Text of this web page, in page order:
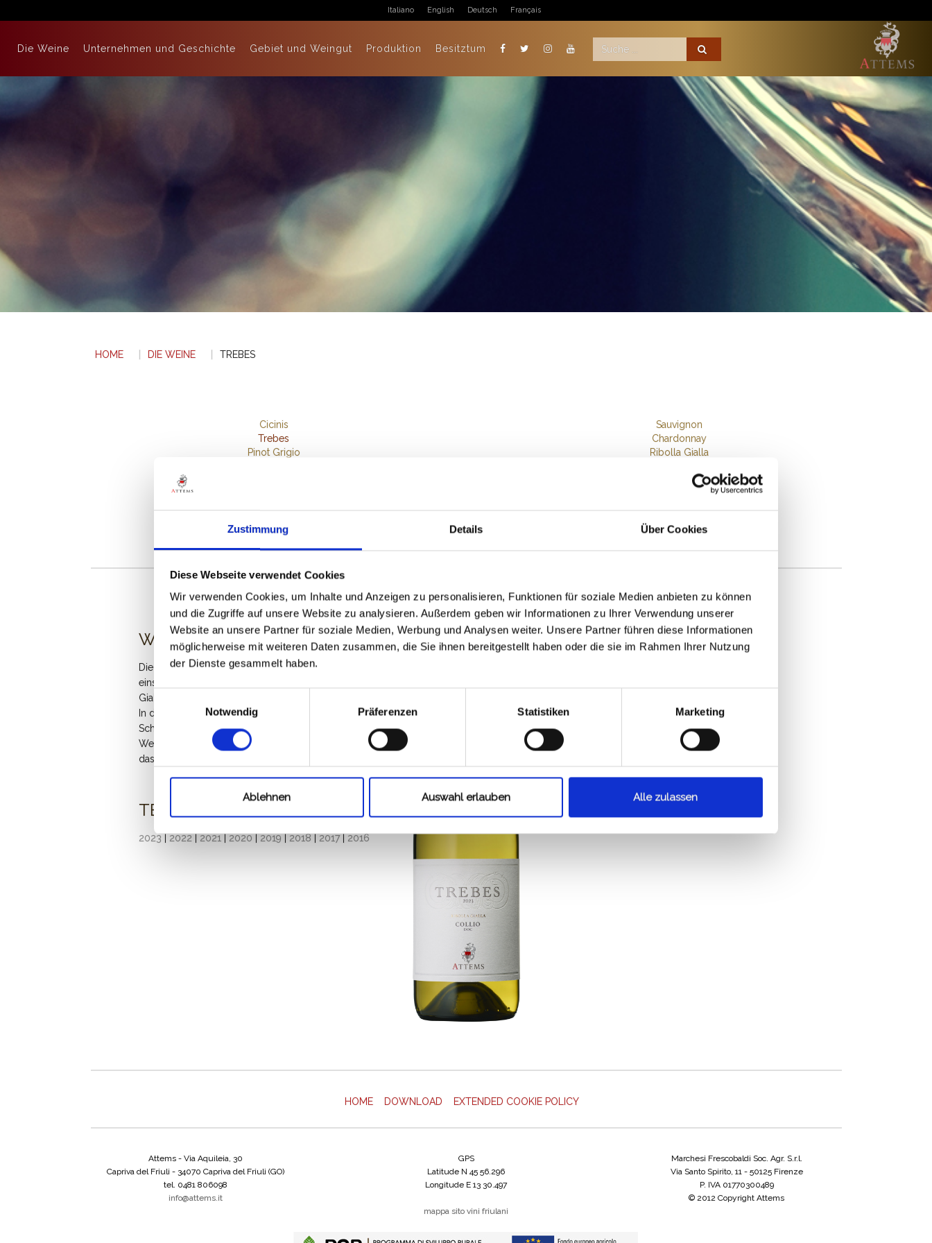
Zustimmung Details Über Cookies
Diese Webseite verwendet Cookies
Wir verwenden Cookies, um Inhalte und Anzeigen zu personalisieren, Funktionen für soziale Medien anbieten zu können
und die Zugriffe auf unsere Website zu analysieren. Außerdem geben wir Informationen zu Ihrer Verwendung unserer
Website an unsere Partner für soziale Medien, Werbung und Analysen weiter. Unsere Partner führen diese Informationen
möglicherweise mit weiteren Daten zusammen, die Sie ihnen bereitgestellt haben oder die sie im Rahmen Ihrer Nutzung
der Dienste gesammelt haben.
Notwendig
Präferenzen Statistiken Marketing
Ablehnen Auswahl erlauben Alle zulassen
Italiano English Deutsch Français
Die Weine Unternehmen und Geschichte Gebiet und Weingut Produktion Besitztum
HOME DIE WEINE TREBES
Cicinis
Trebes
Pinot Grigio
Sauvignon
Chardonnay
Ribolla Gialla
WEINBESCHREINBUNG
Die seit Jahrhunderten in unserer Gegend verbreite,
einst „Rabiole de Collibus“ genannte Rebsorte Ribolla
Gialla schenkt uns Jahr für Jahr hervorragende Weine.
In den auf dem typischen, als „ponca“ bezeichneten
Schichtboden des Collio terrassenartig angelegten
Weingärten kann diese Rebsorte ihre Eigenschaften auf
das Beste entwickeln.
TECHNISCHE DATEN
2023 | 2022 | 2021 | 2020 | 2019 | 2018 | 2017| 2016
HOME DOWNLOAD EXTENDED COOKIE POLICY
Attems - Via Aquileia, 30
Capriva del Friuli - 34070 Capriva del Friuli (GO)
tel. 0481 806098
info@attems.it
GPS
Latitude N 45 56.296
Longitude E 13 30.497
mappa sito vini friulani
Marchesi Frescobaldi Soc. Agr. S.r.l.
Via Santo Spirito, 11 - 50125 Firenze
P. IVA 01770300489
© 2012 Copyright Attems